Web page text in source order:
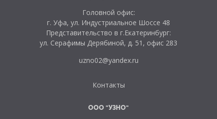
Головной офис:
г. Уфа, ул. Индустриальное Шоссе 48
Представительство в г.Екатеринбург:
ул. Серафимы Дерябиной, д. 51, офис 283
uzno02@yandex.ru
Контакты
ООО "УЗНО"